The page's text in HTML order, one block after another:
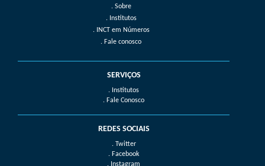
Sobre
Institutos
INCT em Números
Fale conosco
SERVIÇOS
. Institutos
. Fale Conosco
REDES SOCIAIS
. Twitter
. Facebook
. Instagram